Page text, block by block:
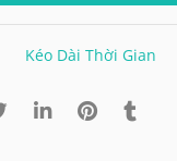
Kéo Dài Thời Gian